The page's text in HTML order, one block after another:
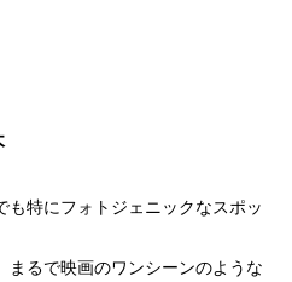
特にフォトジェニックなスポッ
まるで映画のワンシーンのような